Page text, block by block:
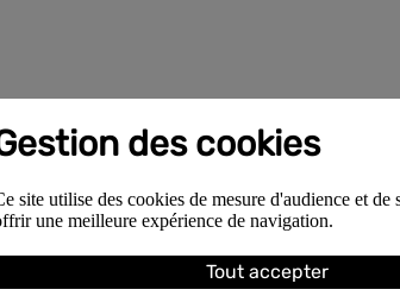
0467231053
des cookies
site utilise des cookies de mesure d'audience et
une meilleure expérience de navigation.
Tout accepter